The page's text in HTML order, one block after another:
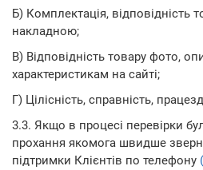
Б) Комплектація, відповідність
накладною;
В) Відповідність товару фото,
характеристикам на сайті;
Г) Цілісність, справність,
3.3. Якщо в процесі перевірки
прохання якомога швидше
підтримки Клієнтів по телефону